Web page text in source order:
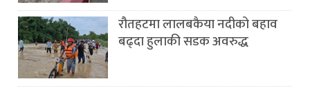
रौतहटमा लालबकैया नदीको बहाव
बढ्दा हुलाकी सडक अवरुद्ध